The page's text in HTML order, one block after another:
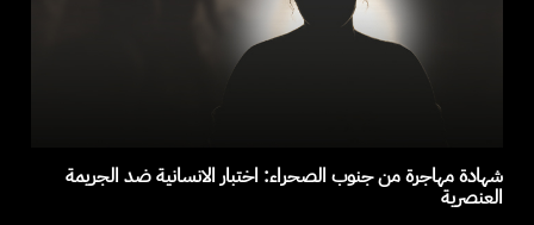
شهادة مهاجرة من جنوب الصحراء: اختبار الانسانية ضد الجريمة
العنصرية